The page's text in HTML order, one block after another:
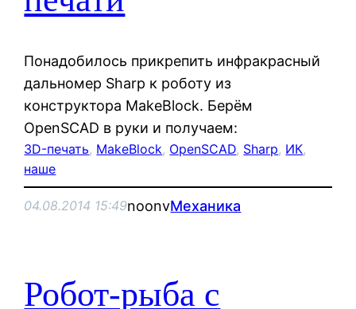
Понадобилось прикрепить инфракрасный
дальномер Sharp к роботу из
конструктора MakeBlock. Берём
OpenSCAD в руки и получаем:
3D-печать, MakeBlock, OpenSCAD, Sharp, ИК
наше
04.08.2014 15:49noonvМеханика
Робот-рыба с